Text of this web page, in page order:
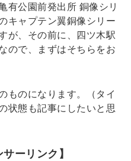
有公園前発出所 銅像シリ
キャプテン翼銅像シリー
が、その前に、四ツ木駅
ので、まずはそちらをお
ものになります。（タイ
状態も記事にしたいと思
ーリンク】